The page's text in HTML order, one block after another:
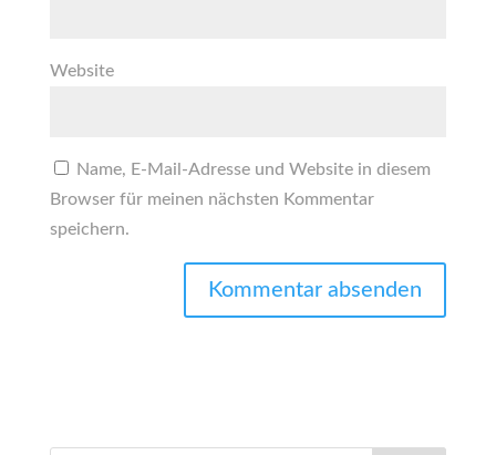
Website
Name, E-Mail-Adresse und Website in diesem
Browser für meinen nächsten Kommentar
speichern.